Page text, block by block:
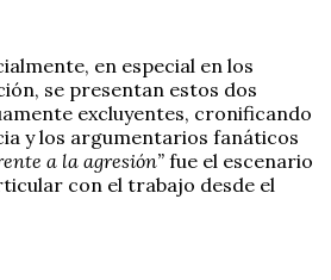
en especial en los
se presentan estos dos
excluyentes, cronificando
y los argumentarios fanáticos
a la agresión” fue el escenario
con el trabajo desde el